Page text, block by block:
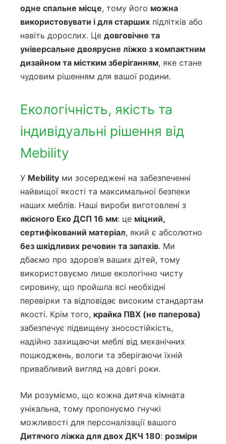
одне спальне місце, тому його можна
використовувати і для старших підлітків або
навіть дорослих. Це довговічне та
універсальне двоярусне ліжко з компактним
дизайном та містким зберіганням, яке стане
чудовим рішенням для вашої родини.
Екологічність, якість та
індивідуальні рішення від
Mebility
У Mebility ми зосереджені на забезпеченні
найвищої якості та максимальної безпеки
наших меблів. Наші вироби виготовлені з
якісного Еко ДСП 16 мм: це міцний,
сертифікований матеріал, який є абсолютно
без шкідливих речовин та запахів. Ми
дбаємо про здоров’я ваших дітей, тому
використовуємо лише екологічно чисту
сировину, що пройшла всі необхідні
перевірки та відповідає високим стандартам
якості. Крім того, крайка ПВХ (не паперова)
забезпечує підвищену зносостійкість,
надійно захищаючи меблі від механічних
пошкоджень, вологи та зберігаючи їхній
привабливий вигляд на довгі роки.
Ми розуміємо, що кожна дитяча кімната
унікальна, тому пропонуємо гнучкі
можливості для персоналізації вашого
Дитячого ліжка для двох ДКЧ 180: розміри